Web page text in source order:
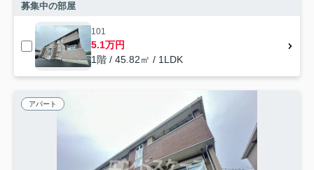
募集中の部屋
101
5.1万円
1階 / 45.82㎡ / 1LDK
アパート